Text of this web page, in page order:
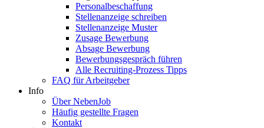
Personalbeschaffung
Stellenanzeige schreiben
Stellenanzeige Muster
Zusage Bewerbung
Absage Bewerbung
Bewerbungsgespräch führen
Alle Recruiting-Prozess Tipps
FAQ für Arbeitgeber
Info
Über NebenJob
Häufig gestellte Fragen
Kontakt